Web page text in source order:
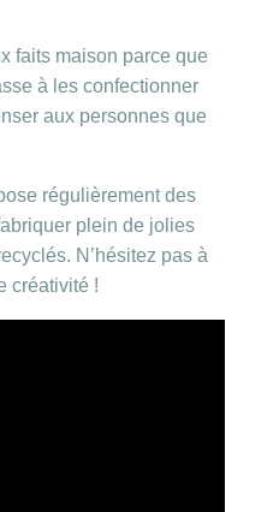
faits maison parce que
à les confectionner
aux personnes que
régulièrement des
plein de jolies
N’hésitez pas à
créativité !